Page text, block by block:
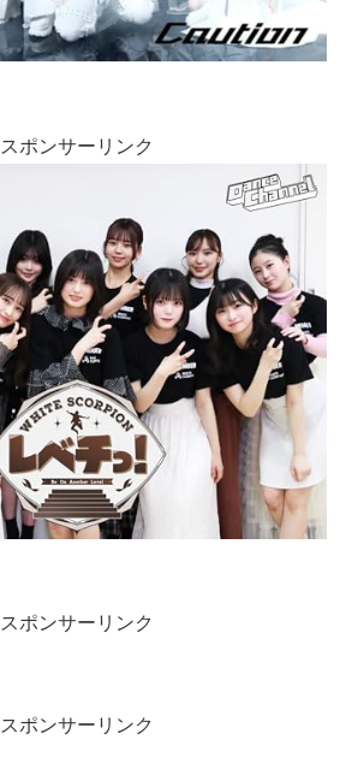
スポンサーリンク
スポンサーリンク
スポンサーリンク